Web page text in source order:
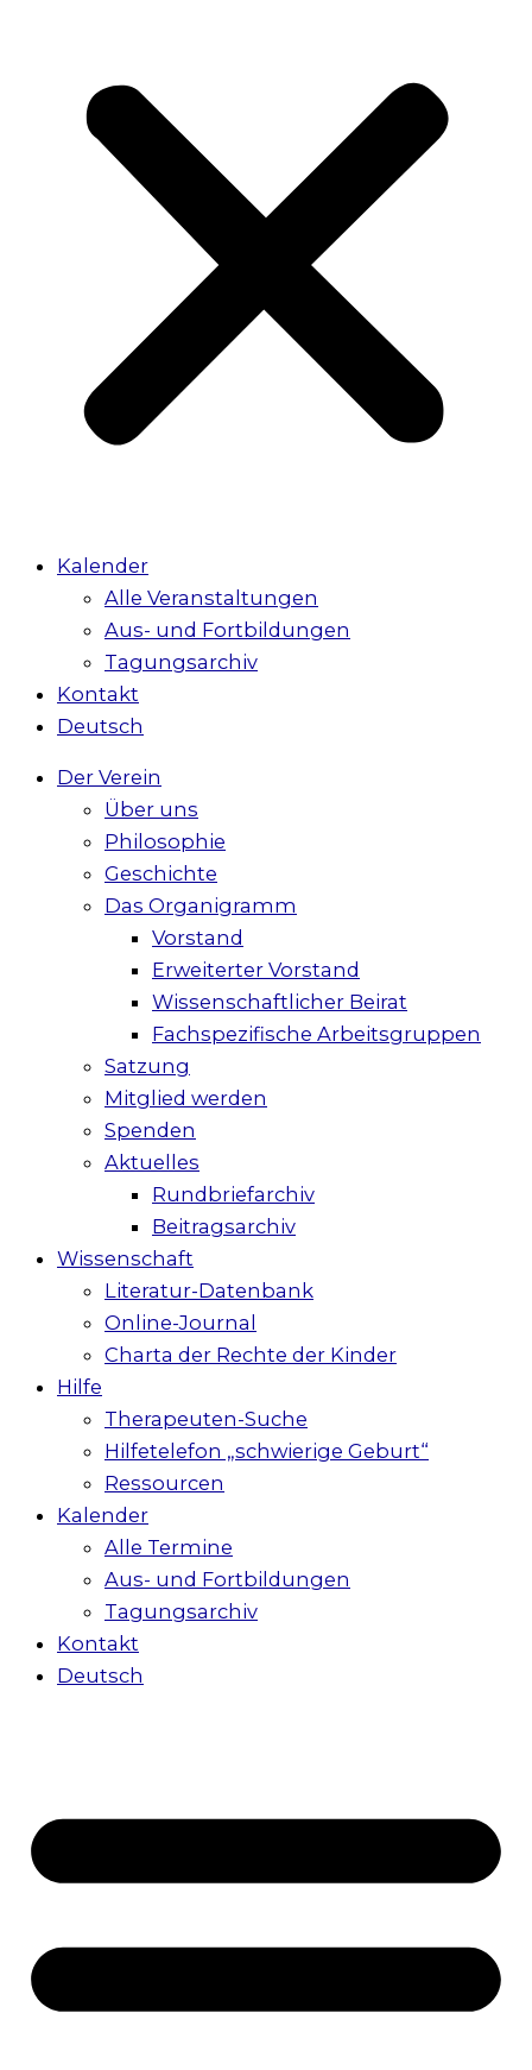
Kalender
Alle Veranstaltungen
Aus- und Fortbildungen
Tagungsarchiv
Kontakt
Deutsch
Der Verein
Über uns
Philosophie
Geschichte
Das Organigramm
Vorstand
Erweiterter Vorstand
Wissenschaftlicher Beirat
Fachspezifische Arbeitsgruppen
Satzung
Mitglied werden
Spenden
Aktuelles
Rundbriefarchiv
Beitragsarchiv
Wissenschaft
Literatur-Datenbank
Online-Journal
Charta der Rechte der Kinder
Hilfe
Therapeuten-Suche
Hilfetelefon „schwierige Geburt“
Ressourcen
Kalender
Alle Termine
Aus- und Fortbildungen
Tagungsarchiv
Kontakt
Deutsch